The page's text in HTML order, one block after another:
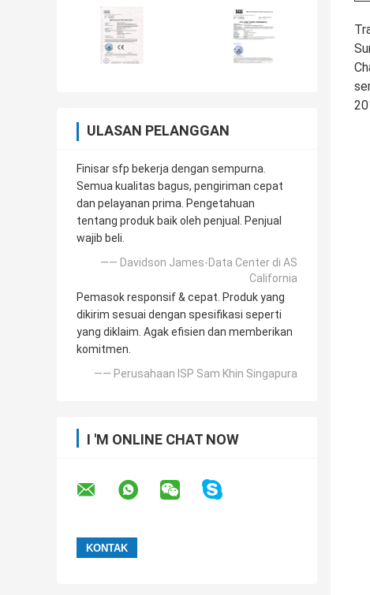
ULASAN PELANGGAN
Finisar sfp bekerja dengan sempurna.
Semua kualitas bagus, pengiriman cepat
dan pelayanan prima. Pengetahuan
tentang produk baik oleh penjual. Penjual
wajib beli.
—— Davidson James-Data Center di AS
California
Pemasok responsif & cepat. Produk yang
dikirim sesuai dengan spesifikasi seperti
yang diklaim. Agak efisien dan memberikan
komitmen.
—— Perusahaan ISP Sam Khin Singapura
I 'M ONLINE CHAT NOW